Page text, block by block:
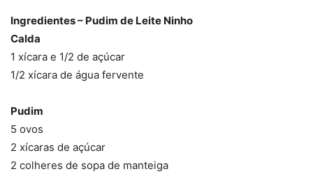
Ingredientes – Pudim de Leite Ninho
Calda
1 xícara e 1/2 de açúcar
1/2 xícara de água fervente
Pudim
5 ovos
2 xícaras de açúcar
2 colheres de sopa de manteiga